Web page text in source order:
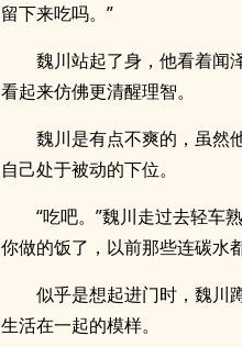
留下来吃吗。”
魏川站起了身，他看着闻
看起来仿佛更清醒理智。
魏川是有点不爽的，虽然
自己处于被动的下位。
“吃吧。”魏川走过去轻车
你做的饭了，以前那些连碳水
似乎是想起进门时，魏川
生活在一起的模样。